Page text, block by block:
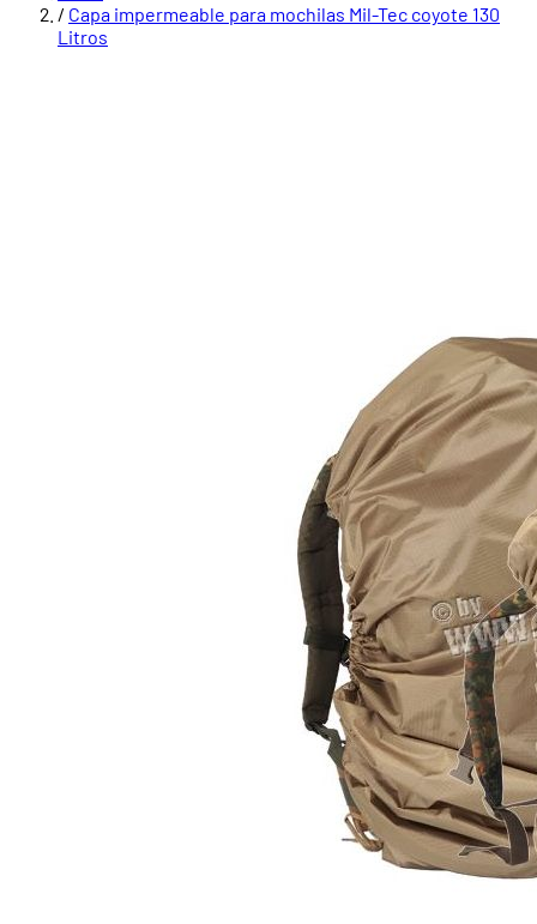
/ Capa impermeable para mochilas Mil-Tec coyote 130
Litros